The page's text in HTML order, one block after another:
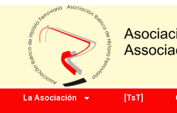
La Asociación [TsT]